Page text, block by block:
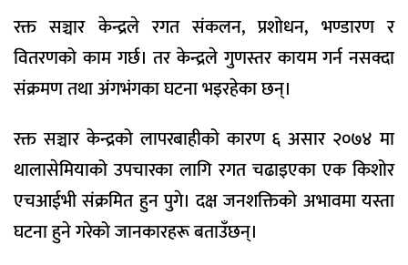
रक्त सञ्चार केन्द्रले रगत संकलन, प्रशोधन, भण्डारण र
वितरणको काम गर्छ। तर केन्द्रले गुणस्तर कायम गर्न नसक्दा
संक्रमण तथा अंगभंगका घटना भइरहेका छन्।
रक्त सञ्चार केन्द्रको लापरबाहीको कारण ६ असार २०७४ मा
थालासेमियाको उपचारका लागि रगत चढाइएका एक किशोर
एचआईभी संक्रमित हुन पुगे। दक्ष जनशक्तिको अभावमा यस्ता
घटना हुने गरेको जानकारहरू बताउँछन्।